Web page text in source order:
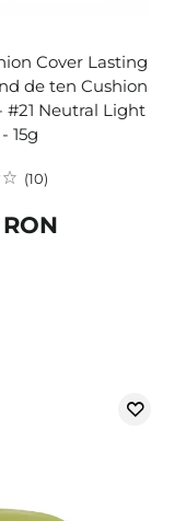
Cover Lasting
de ten Cushion
#21 Neutral Light
15g
10